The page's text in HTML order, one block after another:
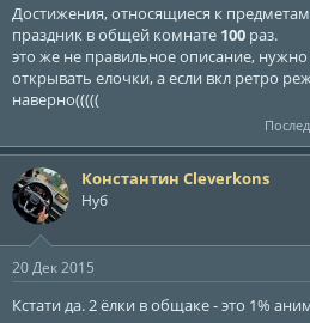
а
Достижения, относящиеся к
праздник в общей комнате 100 раз.
это же не правильное описание, нужно
открывать елочки, а если вкл ретро
наверно(((((
Константин Cleverkons
Нуб
20 Дек 2015
Кстати да. 2 ёлки в общаке - это 1%